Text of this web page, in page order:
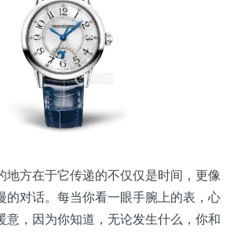
地方在于它传递的不仅仅是时间，更像
的对话。每当你看一眼手腕上的表，心
意，因为你知道，无论发生什么，你和